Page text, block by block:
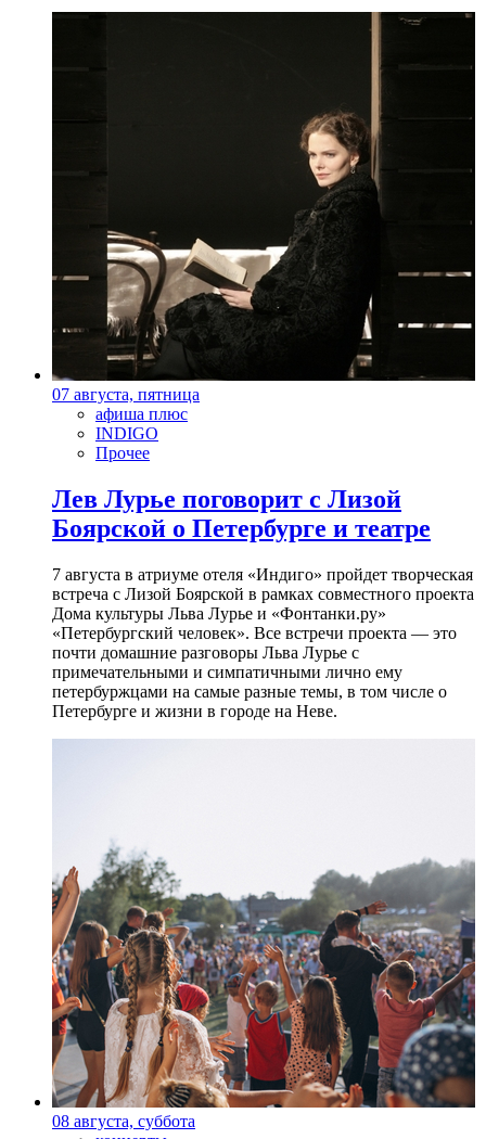
07 августа, пятница
афиша плюс
INDIGO
Прочее
Лев Лурье поговорит с Лизой
Боярской о Петербурге и театре
7 августа в атриуме отеля «Индиго» пройдет творческая
встреча с Лизой Боярской в рамках совместного проекта
Дома культуры Льва Лурье и «Фонтанки.ру»
«Петербургский человек». Все встречи проекта — это
почти домашние разговоры Льва Лурье с
примечательными и симпатичными лично ему
петербуржцами на самые разные темы, в том числе о
Петербурге и жизни в городе на Неве.
08 августа, суббота